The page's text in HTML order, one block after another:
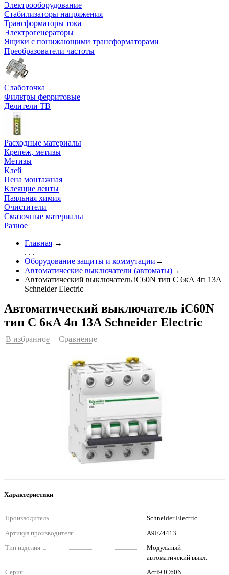
Электрооборудование
Стабилизаторы напряжения
Трансформаторы тока
Электрогенераторы
Ящики с понижающими трансформаторами
Преобразователи частоты
Слаботочка
Фильтры ферритовые
Делители ТВ
Расходные материалы
Крепеж, метизы
Метизы
Клей
Пена монтажная
Клеящие ленты
Паяльная химия
Очистители
Смазочные материалы
Разное
Главная →
. . .
Оборудование защиты и коммутации →
Автоматические выключатели (автоматы)→
Автоматический выключатель iC60N тип С 6кА 4п 13А
Schneider Electric
Автоматический выключатель iC60N
тип С 6кА 4п 13А Schneider Electric
В избранное Сравнение
Характеристики
Производитель
Schneider Electriс
Артикул производителя
A9F74413
Тип изделия
Модульный
автоматичекий выкл.
Серия
Acti9 iC60N